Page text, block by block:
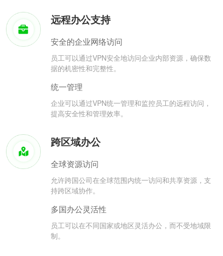
远程办公支持
安全的企业网络访问
员工可以通过VPN安全地访问企业内部资源，确保数
据的机密性和完整性。
统一管理
企业可以通过VPN统一管理和监控员工的远程访问，
提高安全性和管理效率。
跨区域办公
全球资源访问
允许跨国公司在全球范围内统一访问和共享资源，支
持跨区域协作。
多国办公灵活性
员工可以在不同国家或地区灵活办公，而不受地域限
制。